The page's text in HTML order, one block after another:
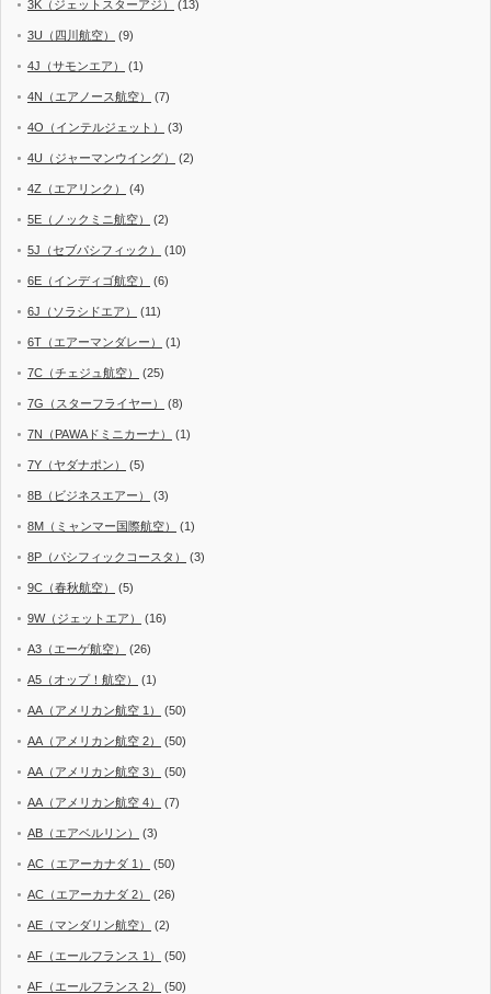
3K（ジェットスターアジ） (13)
3U（四川航空） (9)
4J（サモンエア） (1)
4N（エアノース航空） (7)
4O（インテルジェット） (3)
4U（ジャーマンウイング） (2)
4Z（エアリンク） (4)
5E（ノックミニ航空） (2)
5J（セブパシフィック） (10)
6E（インディゴ航空） (6)
6J（ソラシドエア） (11)
6T（エアーマンダレー） (1)
7C（チェジュ航空） (25)
7G（スターフライヤー） (8)
7N（PAWAドミニカーナ） (1)
7Y（ヤダナポン） (5)
8B（ビジネスエアー） (3)
8M（ミャンマー国際航空） (1)
8P（パシフィックコースタ） (3)
9C（春秋航空） (5)
9W（ジェットエア） (16)
A3（エーゲ航空） (26)
A5（オップ！航空） (1)
AA（アメリカン航空 1） (50)
AA（アメリカン航空 2） (50)
AA（アメリカン航空 3） (50)
AA（アメリカン航空 4） (7)
AB（エアベルリン） (3)
AC（エアーカナダ 1） (50)
AC（エアーカナダ 2） (26)
AE（マンダリン航空） (2)
AF（エールフランス 1） (50)
AF（エールフランス 2） (50)